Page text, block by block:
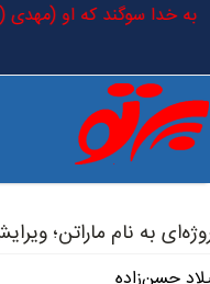
رفتن به محتوای اصلی
به خدا سوگند که او
به نام ماراتن؛